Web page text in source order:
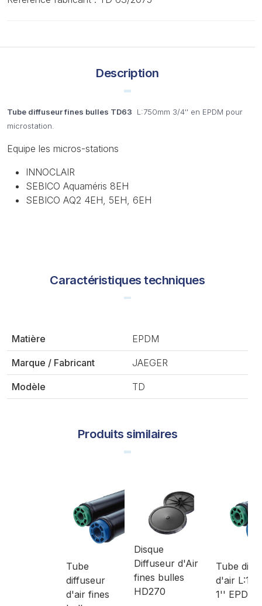
Description
Tube diffuseur fines bulles TD63 L:750mm 3/4'' en EPDM pour
microstation.
Equipe les micros-stations
INNOCLAIR
SEBICO Aquaméris 8EH
SEBICO AQ2 4EH, 5EH, 6EH
Caractéristiques techniques
Matière EPDM
Marque / Fabricant JAEGER
Modèle TD
Produits similaires
Tube
diffuseur
d'air fines
Disque
Diffuseur d'Air
fines bulles
HD270
Tube
d'air
1'' EPDM